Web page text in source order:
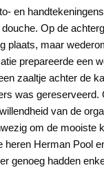
en
Op de
plaats, maar
prepareerde een
zaaltje achter de
was gereserveerd.
van de
om de mooiste
heren Herman Pool
genoeg hadden